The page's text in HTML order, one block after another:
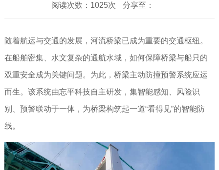
阅读次数：1025次
分享至：
随着航运与交通的发展，河流桥梁已成为重要的交通枢纽。
在船舶密集、水文复杂的通航水域，如何保障桥梁与船只的
双重安全成为关键问题。为此，桥梁主动防撞预警系统应运
而生。该系统由忘平科技自主研发，集智能感知、风险识
别、预警联动于一体，为桥梁构筑起一道“看得见”的智能防
线。